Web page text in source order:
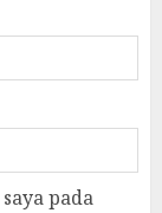
pada